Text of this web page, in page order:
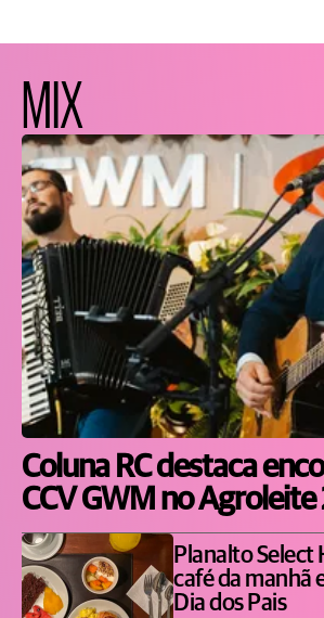
MIX
Coluna RC destaca
CCV GWM no
Planalto Select
café da manhã
Dia dos Pais